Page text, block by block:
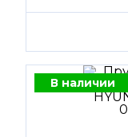
В наличии